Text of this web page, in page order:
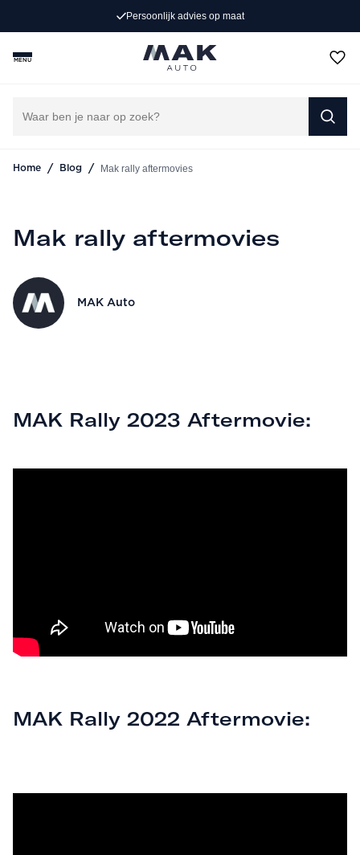
Persoonlijk advies op maat
MENU
Home / Blog / Mak rally aftermovies
Mak rally aftermovies
MAK Auto
MAK Rally 2023 Aftermovie:
MAK Rally 2022 Aftermovie: